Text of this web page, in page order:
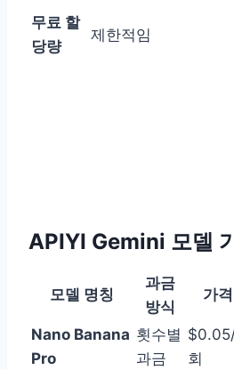
무료 할
당량
제한적임
APIYI Gemini 모델
모델 명칭
과금
방식
가격
Nano Banana
Pro
횟수별
과금
회